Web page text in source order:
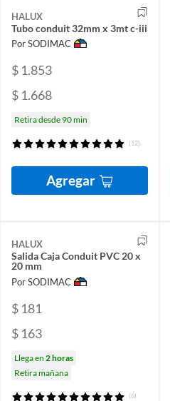
HALUX
Tubo conduit 32mm x 3mt c-iii
Por SODIMAC
$ 1.853
$ 1.668
Retira desde 90 min
(12)
Agregar
HALUX
Salida Caja Conduit PVC 20 x
20 mm
Por SODIMAC
$ 181
$ 163
Llega en 2 horas
Retira mañana
(6)